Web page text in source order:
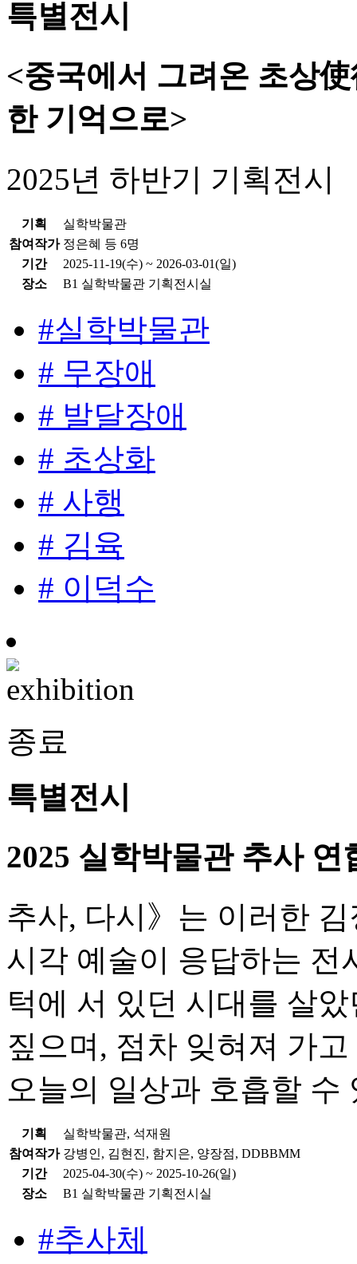
특별전시
<중국에서 그려온 초상
한 기억으로>
2025년 하반기 기획전시
기획
실학박물관
참여작가 정은혜 등 6명
기간
2025-11-19(수) ~ 2026-03-01(일)
장소
B1 실학박물관 기획전시실
#실학박물관
# 무장애
# 발달장애
# 초상화
# 사행
# 김육
# 이덕수
종료
특별전시
2025 실학박물관 추사 연
추사, 다시》는 이러한
시각 예술이 응답하는 전
턱에 서 있던 시대를 살
짚으며, 점차 잊혀져 가
오늘의 일상과 호흡할 수
기획
실학박물관, 석재원
참여작가 강병인, 김현진, 함지은, 양장점, DDBBMM
기간
2025-04-30(수) ~ 2025-10-26(일)
장소
B1 실학박물관 기획전시실
#추사체